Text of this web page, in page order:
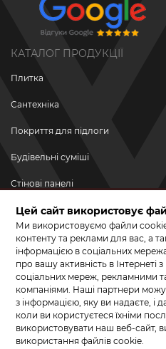
КАТАЛОГ ПРОДУКЦІЇ
Плитка
Сантехніка
Покриття для підлоги
Будівельні суміші
Стінові панелі
Новинки
Акційні товари
Акції/Знижки
ПРИЄДНУЙТЕСЬ ДО
Цей сайт використовує
Ми використовуємо файли cookie
контенту та реклами для вас, а
інформацією в соціальних
про вашу активність в
соціальних мереж, рекламними
компаніями. Наші партнери
з інформацією, яку ви надаєте, і
коли ви користуєтеся їхніми
використовувати наш веб-сайт,
використання файлів cookie.